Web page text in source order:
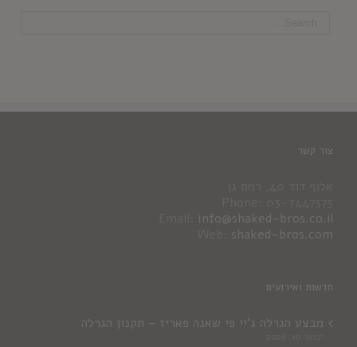
צור קשר
info@shaked-bros.co.il
shaked-bros.com
חדשות ואירועים
מבצע הגרלה ג'יי פי שאנה פאריז – תקנון הגרלה